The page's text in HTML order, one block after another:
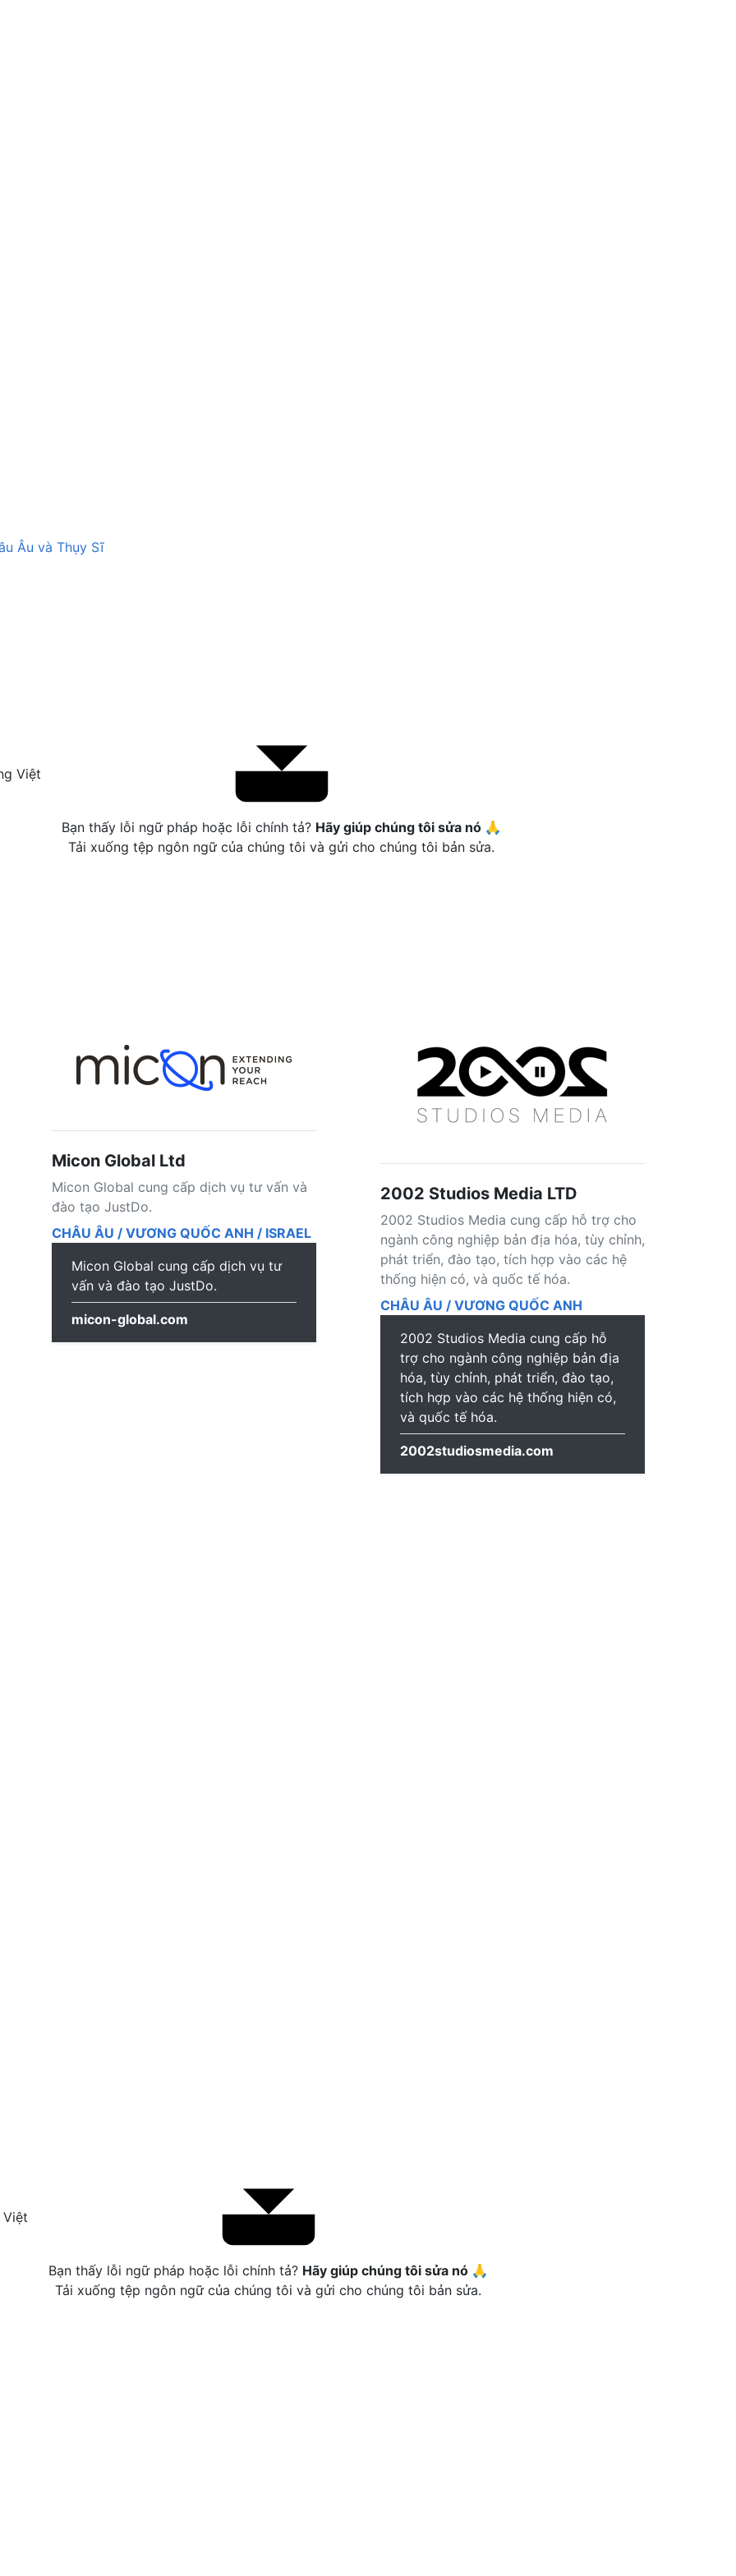
Âu và Thụy Sĩ
Việt
Bạn thấy lỗi ngữ pháp hoặc lỗi chính tả? Hãy giúp chúng tôi sửa nó 🙏
Tải xuống tệp ngôn ngữ của chúng tôi và gửi cho chúng tôi bản sửa.
Micon Global Ltd
Micon Global cung cấp dịch vụ tư vấn và
đào tạo JustDo.
CHÂU ÂU / VƯƠNG QUỐC ANH / ISRAEL
Micon Global cung cấp dịch vụ tư
vấn và đào tạo JustDo.
micon-global.com
2002 Studios Media LTD
2002 Studios Media cung cấp hỗ trợ cho
ngành công nghiệp bản địa hóa, tùy chỉnh,
phát triển, đào tạo, tích hợp vào các hệ
thống hiện có, và quốc tế hóa.
CHÂU ÂU / VƯƠNG QUỐC ANH
2002 Studios Media cung cấp hỗ
trợ cho ngành công nghiệp bản địa
hóa, tùy chỉnh, phát triển, đào tạo,
tích hợp vào các hệ thống hiện có,
và quốc tế hóa.
2002studiosmedia.com
Việt
Bạn thấy lỗi ngữ pháp hoặc lỗi chính tả? Hãy giúp chúng tôi sửa nó 🙏
Tải xuống tệp ngôn ngữ của chúng tôi và gửi cho chúng tôi bản sửa.